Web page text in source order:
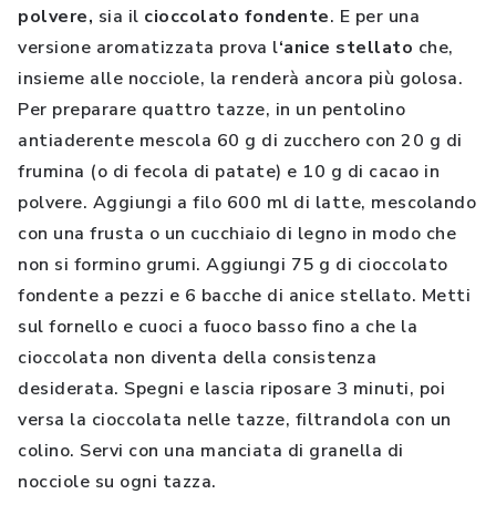
polvere, sia il cioccolato fondente. E per una
versione aromatizzata prova l‘anice stellato che,
insieme alle nocciole, la renderà ancora più golosa.
Per preparare quattro tazze, in un pentolino
antiaderente mescola 60 g di zucchero con 20 g di
frumina (o di fecola di patate) e 10 g di cacao in
polvere. Aggiungi a filo 600 ml di latte, mescolando
con una frusta o un cucchiaio di legno in modo che
non si formino grumi. Aggiungi 75 g di cioccolato
fondente a pezzi e 6 bacche di anice stellato. Metti
sul fornello e cuoci a fuoco basso fino a che la
cioccolata non diventa della consistenza
desiderata. Spegni e lascia riposare 3 minuti, poi
versa la cioccolata nelle tazze, filtrandola con un
colino. Servi con una manciata di granella di
nocciole su ogni tazza.